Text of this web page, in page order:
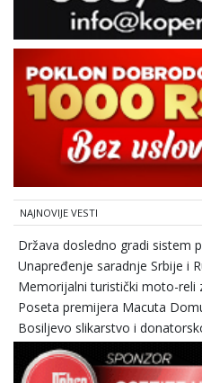
NAJNOVIJE VESTI
Država dosledno gradi sistem
Unapređenje saradnje Srbije i
Memorijalni turistički moto-reli
Poseta premijera Macuta
Bosiljevo slikarstvo i